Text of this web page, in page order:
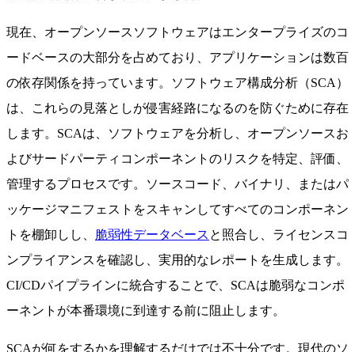
現在、オープンソースソフトウェアはエンタープライズのコ
ードベースの大部分を占めており、アプリケーションは数百
の依存関係を持っています。ソフトウェア構成分析（SCA）
は、これらの見落としが侵害経路になるのを防ぐために存在
します。SCAは、ソフトウェアを分析し、オープンソースお
よびサードパーティコンポーネントのリスクを特定、評価、
管理するプロセスです。ソースコード、バイナリ、またはパ
ッケージマニフェストをスキャンしてすべてのコンポーネン
トを棚卸しし、 脆弱性データベース と照合し、ライセンスコ
ンプライアンスを確認し、実用的なレポートを生成します。
CI/CDパイプラインに統合することで、SCAは脆弱なコンポ
ーネントが本番環境に到達する前に阻止します。
SCAが何をするかを理解するだけでは不十分です。現代のソ